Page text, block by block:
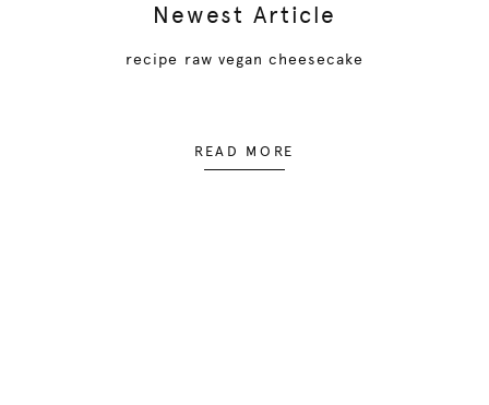
Newest Article
recipe raw vegan cheesecake
READ MORE